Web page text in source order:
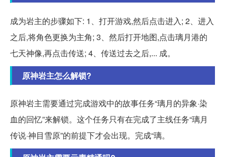
成为岩主的步骤如下: 1、打开游戏,然后点击进入; 2、进入
之后,将角色更换为主角; 3、然后打开地图,点击璃月港的
七天神像,再点击传送; 4、传送过去之后,... 成。
原神岩主怎么解锁?
原神岩主需要通过完成游戏中的故事任务“璃月的异象·染
血的回忆”来解锁。这个任务只有在完成了主线任务“璃月
传说·神目雪原”的前提下才会出现。完成“璃。